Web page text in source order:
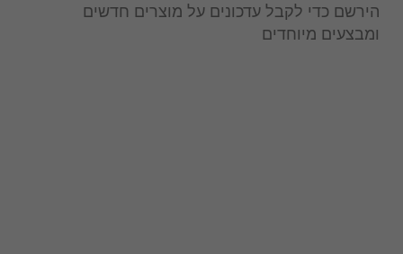
הירשם כדי לקבל עדכונים על מוצרים חדשים
ומבצעים מיוחדים